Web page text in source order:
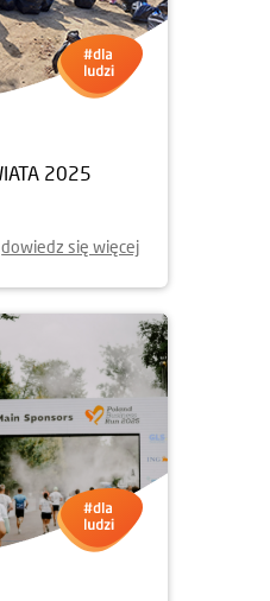
2025
dowiedz się więcej